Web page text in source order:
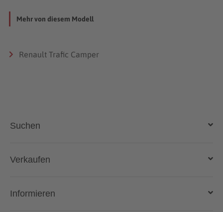
Mehr von diesem Modell
Renault Trafic Camper
Suchen
Auto kaufen
Auto online kaufen
Verkaufen
Auto verkaufen
Informieren